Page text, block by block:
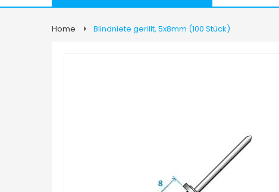
Home Blindniete gerillt, 5x8mm (100 Stück)